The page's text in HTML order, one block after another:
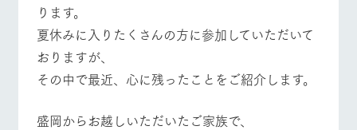
ガーデン
花のある美しい
自然環境の中、
季節の移り変わ
う
れあう
て、学ぶ。館ヶ
森の雄大な自然
れあう
ビティ／
体験
ツリーハウスや
各種体験教室な
ArkFarm Wedding
お知らせ
イベント/フェア
ります。
夏休みに入りたくさんの方に参加していただいて
おりますが、
その中で最近、心に残ったことをご紹介します。
盛岡からお越しいただいたご家族で、